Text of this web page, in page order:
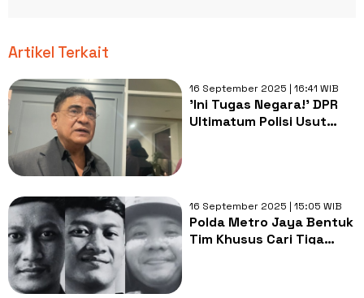
Artikel Terkait
16 September 2025 | 16:41 WIB
'Ini Tugas Negara!' DPR
Ultimatum Polisi Usut
16 September 2025 | 15:05 WIB
Polda Metro Jaya Bentuk
Tim Khusus Cari Tiga